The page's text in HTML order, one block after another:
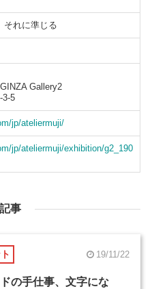
それに準じる
Gallery2
3-5
jp/ateliermuji/
jp/ateliermuji/exhibition/g2_190
事
19/11/22
ドの手仕事、文字にな